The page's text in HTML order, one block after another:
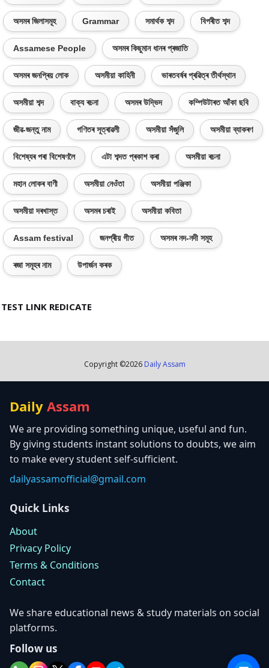
অসমৰ জিলাসমূহ Grammar সমাৰ্থক শব্দ বিপৰীত শব্দ
Assamese People অসমৰ কিছুমান ধানৰ প্ৰজাতি
অসমৰ জনপ্ৰিয় লোক অসমীয়া কাহিনী ভাৰতবৰ্ষৰ প্ৰৱিত্ৰ তীৰ্থস্থান
অসমীয়া শব্দ বাক্য ৰচনা অসমৰ উদ্ভিদ কম্পিউটাৰত আঁকা ছবি
জীৱ-জন্তু নাম গণিতৰ সূত্ৰাৱলী অসমীয়া সঁজুলি অসমীয়া ব্যাকৰণ
বিশেষ্যৰ পৰা বিশেষণলৈ এটা শব্দত প্ৰকাশ কৰা অসমীয়া ৰচনা
মহান লোকৰ বাণী অসমীয়া নেওঁতা অসমীয়া পঞ্জিকা
অসমীয়া দৰখাস্ত অসমৰ চৰাই অসমীয়া কবিতা
Assam festival জনপ্ৰীয় গীত অসমৰ নদ-নদী সমূহ
ৰজা সমূহৰ নাম উপাৰ্জন কৰক
TEST LINK REDICATE
Copyright ©2026 Daily Assam
Daily Assam
We are providing something unique, useful and fun.
By giving students instant solutions to doubts, we aim
to make every student self-sufficient.
dailyassamofficial@gmail.com
Quick Links
About
Privacy Policy
Terms & Conditions
Contact
We share educational news & study materials on social
platforms.
Follow us